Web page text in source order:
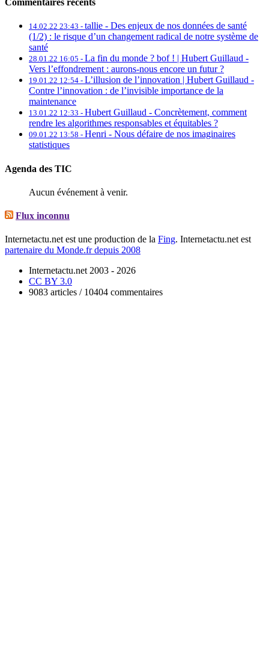
Commentaires récents
14.02.22 23:43 - tallie - Des enjeux de nos données de santé
(1/2) : le risque d’un changement radical de notre système de
santé
28.01.22 16:05 - La fin du monde ? bof ! | Hubert Guillaud -
Vers l’effondrement : aurons-nous encore un futur ?
19.01.22 12:54 - L’illusion de l’innovation | Hubert Guillaud -
Contre l’innovation : de l’invisible importance de la
maintenance
13.01.22 12:33 - Hubert Guillaud - Concrètement, comment
rendre les algorithmes responsables et équitables ?
09.01.22 13:58 - Henri - Nous défaire de nos imaginaires
statistiques
Agenda des TIC
Aucun événement à venir.
Flux inconnu
Internetactu.net est une production de la Fing. Internetactu.net est
partenaire du Monde.fr depuis 2008
Internetactu.net 2003 - 2026
CC BY 3.0
9083 articles / 10404 commentaires